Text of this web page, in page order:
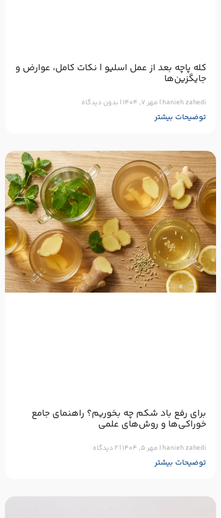
کله‌ پاچه بعد از عمل اسلیو | نکات کامل، عوارض و
جایگزین‌ها
hanieh zahedi مهر ۷, ۱۴۰۴ بدون دیدگاه
توضیحات بیشتر
برای رفع باد شکم چه بخوریم؟ راهنمای جامع
خوراکی‌ها و روش‌های علمی
hanieh zahedi مهر ۵, ۱۴۰۴ ۲ دیدگاه
توضیحات بیشتر